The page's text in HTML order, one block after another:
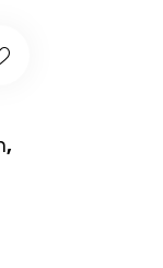
,